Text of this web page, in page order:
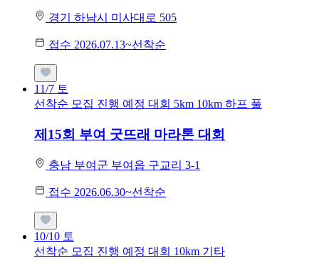
경기 하남시 미사대로 505
접수 2026.07.13~선착순
11/7 토
선착순 모집 진행 예정 대회 5km 10km 하프 풀
제15회 부여 굿뜨래 마라톤 대회
충남 부여군 부여읍 구교리 3-1
접수 2026.06.30~선착순
10/10 토
선착순 모집 진행 예정 대회 10km 기타